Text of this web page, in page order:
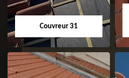
Couvreur 31